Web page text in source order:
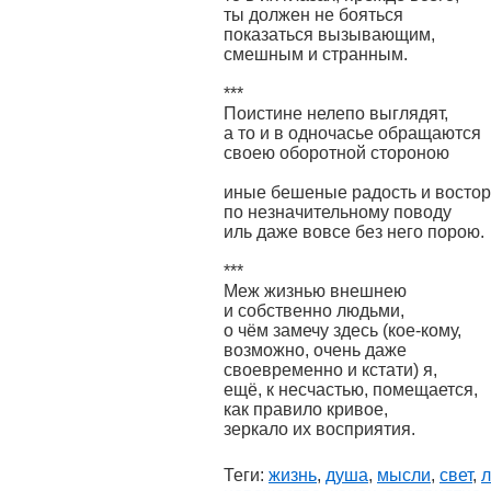
ты должен не бояться
показаться вызывающим,
смешным и странным.
***
Поистине нелепо выглядят,
а то и в одночасье обращаются
своею оборотной стороною
иные бешеные радость и
по незначительному поводу
иль даже вовсе без него порою.
***
Меж жизнью внешнею
и собственно людьми,
о чём замечу здесь (кое-кому,
возможно, очень даже
своевременно и кстати) я,
ещё, к несчастью, помещается,
как правило кривое,
зеркало их восприятия.
Теги: жизнь, душа, мысли, свет,